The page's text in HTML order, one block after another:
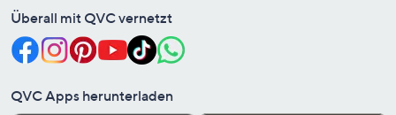
Überall mit QVC vernetzt
QVC Apps herunterladen